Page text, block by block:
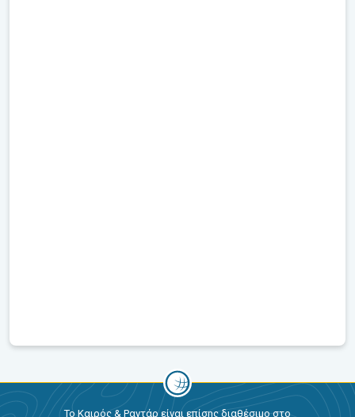
Το Καιρός & Ραντάρ είναι επίσης διαθέσιμο στο